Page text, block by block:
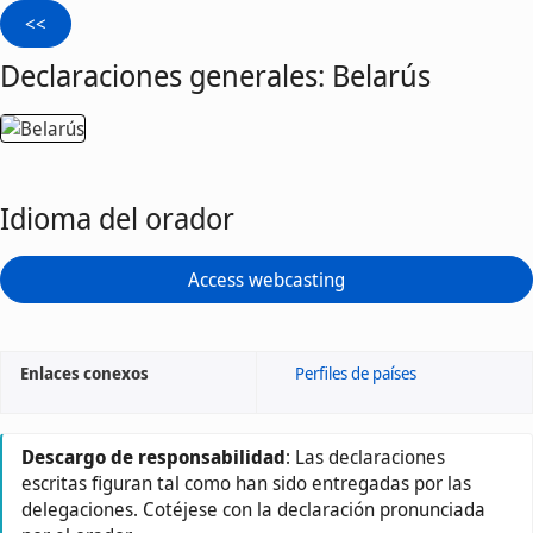
Declaraciones generales: Belarús
Idioma del orador
Access webcasting
Enlaces conexos Perfiles de países
Descargo de responsabilidad: Las declaraciones
escritas figuran tal como han sido entregadas por las
delegaciones. Cotéjese con la declaración pronunciada